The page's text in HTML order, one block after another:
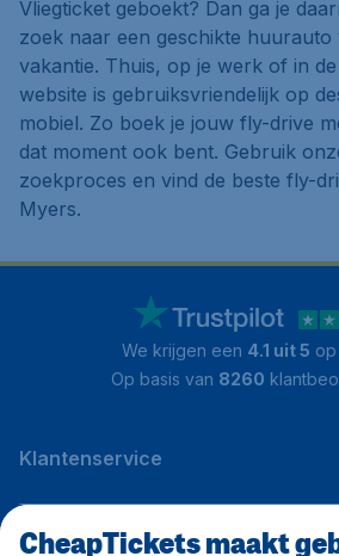
Vliegticket geboekt? Dan ga je
zoek naar een geschikte
vakantie. Thuis, op je werk of in
website is gebruiksvriendelijk op
mobiel. Zo boek je jouw fly-drive
dat moment ook bent. Gebruik
zoekproces en vind de beste fly-
Myers.
We krijgen een 4.1 uit 5
Op basis van 8260
Klantenservice
CheapTickets.be
CheapTickets maakt